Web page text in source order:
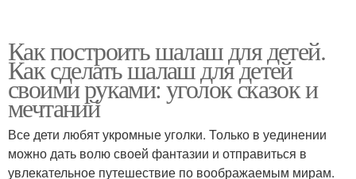
Как построить шалаш для детей.
Как сделать шалаш для детей
своими руками: уголок сказок и
мечтаний
Все дети любят укромные уголки. Только в уединении
можно дать волю своей фантазии и отправиться в
увлекательное путешествие по воображаемым мирам.